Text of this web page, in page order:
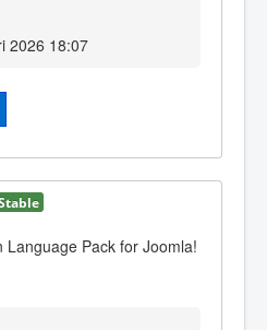
2026 18:07
Language Pack for Joomla!